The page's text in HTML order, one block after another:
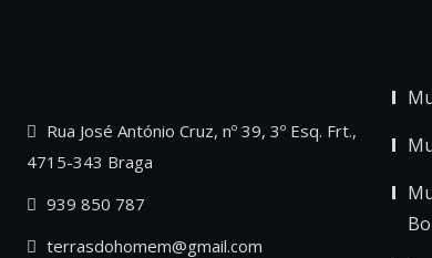
Rua José António Cruz, nº 39, 3º Esq. Frt.,
4715-343 Braga
939 850 787
terrasdohomem@gmail.com